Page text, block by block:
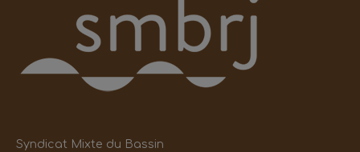
Syndicat Mixte du Bassin